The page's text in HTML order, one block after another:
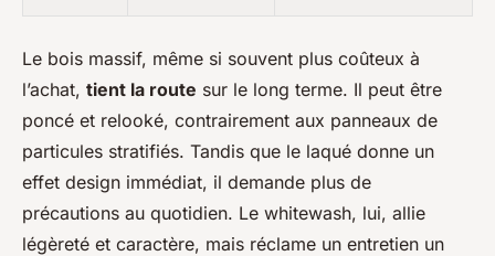
Le bois massif, même si souvent plus coûteux à
l’achat, tient la route sur le long terme. Il peut être
poncé et relooké, contrairement aux panneaux de
particules stratifiés. Tandis que le laqué donne un
effet design immédiat, il demande plus de
précautions au quotidien. Le whitewash, lui, allie
légèreté et caractère, mais réclame un entretien un